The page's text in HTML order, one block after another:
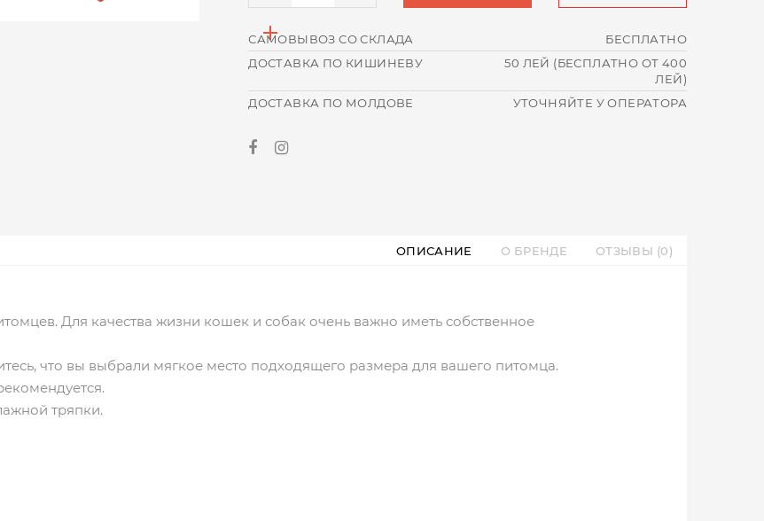
САМОВЫВОЗ СО СКЛАДА
БЕСПЛАТНО
ДОСТАВКА ПО КИШИНЕВУ
50 ЛЕЙ (БЕСПЛАТНО ОТ 400
ЛЕЙ)
ДОСТАВКА ПО МОЛДОВЕ
УТОЧНЯЙТЕ У ОПЕРАТОРА
ОПИСАНИЕ О БРЕНДЕ ОТЗЫВЫ (0)
Для качества жизни кошек и собак очень важно иметь собственное
что вы выбрали мягкое место подходящего размера для вашего питомца.
тряпки.